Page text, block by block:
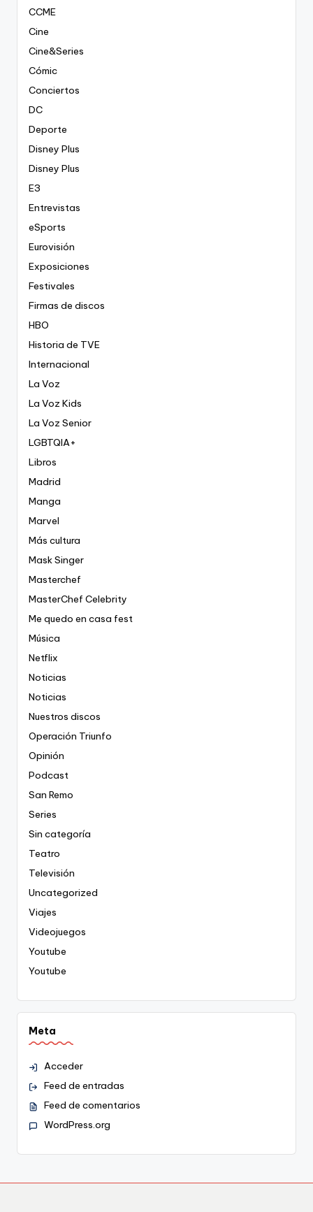
CCME
Cine
Cine&Series
Cómic
Conciertos
DC
Deporte
Disney Plus
Disney Plus
E3
Entrevistas
eSports
Eurovisión
Exposiciones
Festivales
Firmas de discos
HBO
Historia de TVE
Internacional
La Voz
La Voz Kids
La Voz Senior
LGBTQIA+
Libros
Madrid
Manga
Marvel
Más cultura
Mask Singer
Masterchef
MasterChef Celebrity
Me quedo en casa fest
Música
Netflix
Noticias
Noticias
Nuestros discos
Operación Triunfo
Opinión
Podcast
San Remo
Series
Sin categoría
Teatro
Televisión
Uncategorized
Viajes
Videojuegos
Youtube
Youtube
Meta
Acceder
Feed de entradas
Feed de comentarios
WordPress.org